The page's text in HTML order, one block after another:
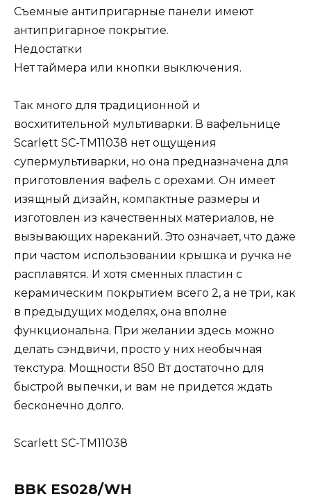
Съемные антипригарные панели имеют
антипригарное покрытие.
Недостатки
Нет таймера или кнопки выключения.
Так много для традиционной и
восхитительной мультиварки. В вафельнице
Scarlett SC-TM11038 нет ощущения
супермультиварки, но она предназначена для
приготовления вафель с орехами. Он имеет
изящный дизайн, компактные размеры и
изготовлен из качественных материалов, не
вызывающих нареканий. Это означает, что даже
при частом использовании крышка и ручка не
расплавятся. И хотя сменных пластин с
керамическим покрытием всего 2, а не три, как
в предыдущих моделях, она вполне
функциональна. При желании здесь можно
делать сэндвичи, просто у них необычная
текстура. Мощности 850 Вт достаточно для
быстрой выпечки, и вам не придется ждать
бесконечно долго.
Scarlett SC-TM11038
BBK ES028/WH